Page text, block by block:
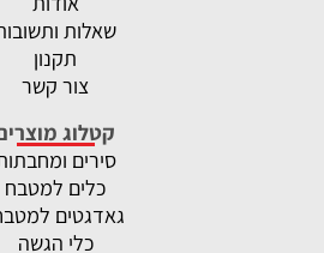
שאלות
תקנון
צור קשר
קטלוג
סירים
כלים למטבח
גאדגטים
כלי הגשה